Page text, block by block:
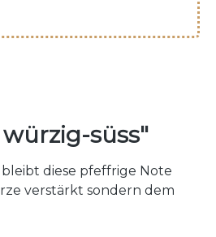
süss"
diese pfeffrige Note
verstärkt sondern dem